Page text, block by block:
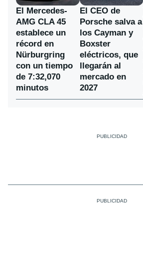
El Mercedes-
AMG CLA 45
establece un
récord en
Nürburgring
con un tiempo
de 7:32,070
minutos
El CEO de
Porsche salva a
los Cayman y
Boxster
eléctricos, que
llegarán al
mercado en
2027